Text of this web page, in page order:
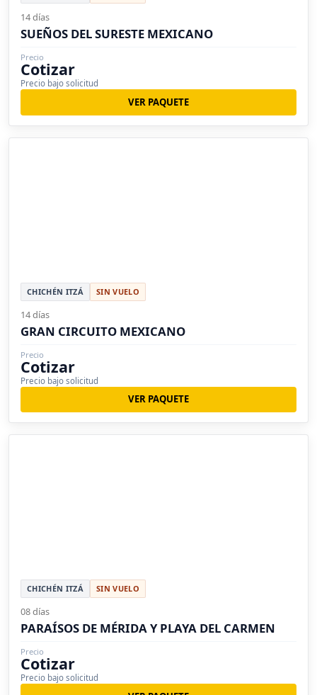
14 días
SUEÑOS DEL SURESTE MEXICANO
Precio
Cotizar
Precio bajo solicitud
VER PAQUETE
CHICHÉN ITZÁ SIN VUELO
14 días
GRAN CIRCUITO MEXICANO
Precio
Cotizar
Precio bajo solicitud
VER PAQUETE
CHICHÉN ITZÁ SIN VUELO
08 días
PARAÍSOS DE MÉRIDA Y PLAYA DEL CARMEN
Precio
Cotizar
Precio bajo solicitud